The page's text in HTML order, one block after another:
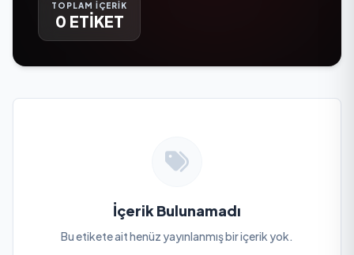
TOPLAM İÇERİK
0 ETİKET
İçerik Bulunamadı
Bu etikete ait henüz yayınlanmış bir içerik yok.